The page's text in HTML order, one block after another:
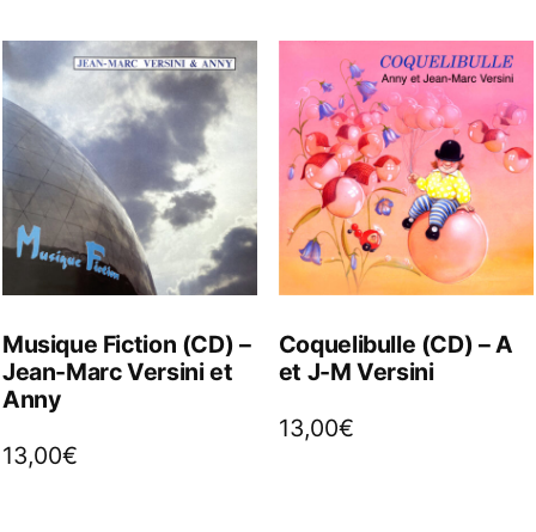
Musique Fiction (CD) –
Jean-Marc Versini et
Anny
13,00€
Coquelibulle (CD) – A
et J-M Versini
13,00€